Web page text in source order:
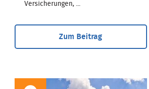
Versicherungen, ...
Zum Beitrag